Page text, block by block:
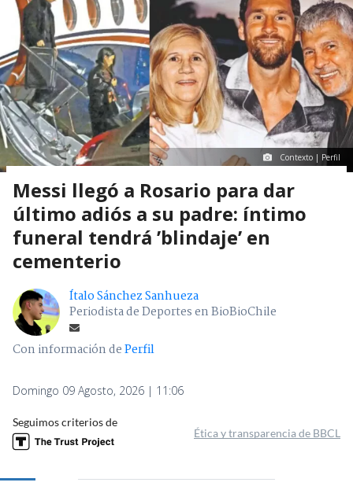
Contexto | Perfil
Messi llegó a Rosario para dar
último adiós a su padre: íntimo
funeral tendrá ’blindaje’ en
cementerio
Ítalo Sánchez Sanhueza
Periodista de Deportes en BioBioChile
Con información dePerfil
Domingo 09 Agosto, 2026 | 11:06
Seguimos criterios de
Ética y transparencia de BBCL